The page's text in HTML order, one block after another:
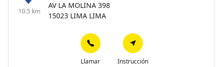
10.5 km
AV LA MOLINA 398
15023 LIMA LIMA
Llamar Instrucción